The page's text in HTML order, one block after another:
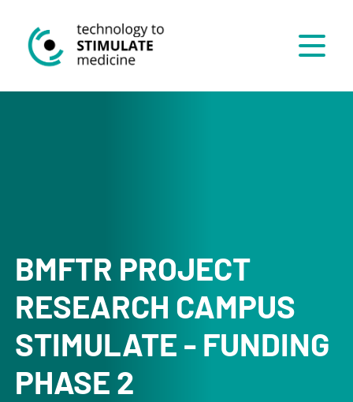
Menü
BMFTR PROJECT
RESEARCH CAMPUS
STIMULATE - FUNDING
PHASE 2